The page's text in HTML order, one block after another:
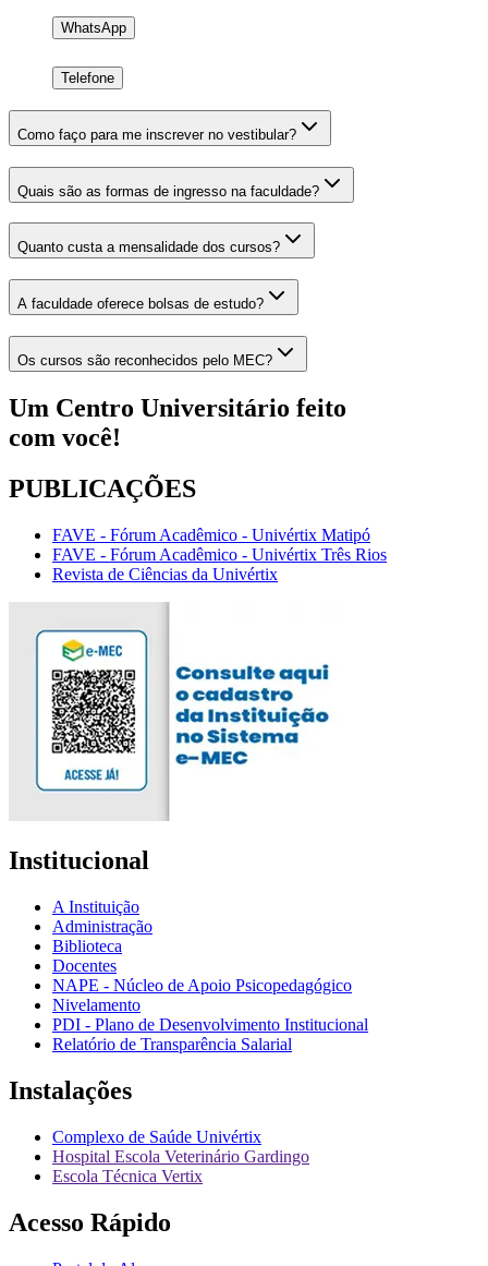
WhatsApp
Telefone
Como faço para me inscrever no vestibular?
Quais são as formas de ingresso na faculdade?
Quanto custa a mensalidade dos cursos?
A faculdade oferece bolsas de estudo?
Os cursos são reconhecidos pelo MEC?
Um Centro Universitário feito
com você!
PUBLICAÇÕES
FAVE - Fórum Acadêmico - Univértix Matipó
FAVE - Fórum Acadêmico - Univértix Três Rios
Revista de Ciências da Univértix
Institucional
A Instituição
Administração
Biblioteca
Docentes
NAPE - Núcleo de Apoio Psicopedagógico
Nivelamento
PDI - Plano de Desenvolvimento Institucional
Relatório de Transparência Salarial
Instalações
Complexo de Saúde Univértix
Hospital Escola Veterinário Gardingo
Escola Técnica Vertix
Acesso Rápido